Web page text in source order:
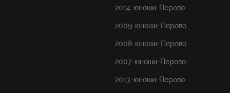
2014-юноши-Перово
2009-юноши-Перово
2008-юноши-Перово
2007-юноши-Перово
2013-юноши-Перово